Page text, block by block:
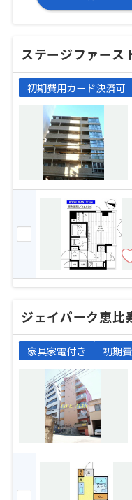
ステージファース
初期費用カード決済可
ジェイパーク恵比
家具家電付き 初期